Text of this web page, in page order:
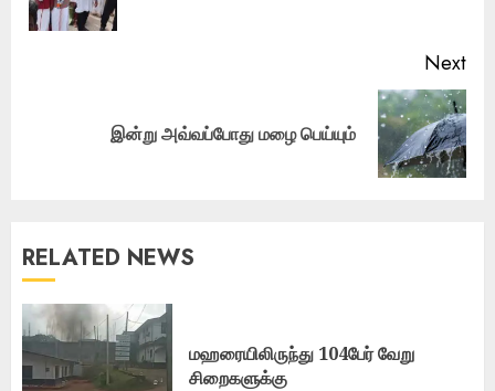
Next
இன்று அவ்வப்போது மழை பெய்யும்
RELATED NEWS
மஹரையிலிருந்து 104பேர் வேறு
சிறைகளுக்கு